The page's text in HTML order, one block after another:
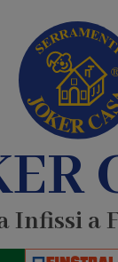
Infissi a